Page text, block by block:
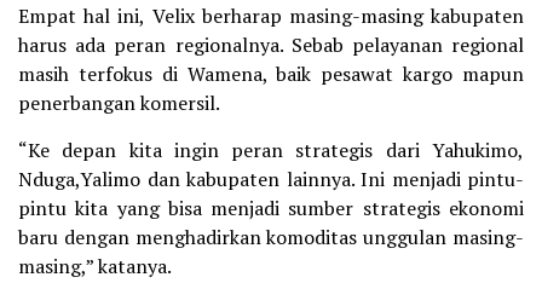
Empat hal ini, Velix berharap masing-masing kabupaten
harus ada peran regionalnya. Sebab pelayanan regional
masih terfokus di Wamena, baik pesawat kargo mapun
penerbangan komersil.
“Ke depan kita ingin peran strategis dari Yahukimo,
Nduga,Yalimo dan kabupaten lainnya. Ini menjadi pintu-
pintu kita yang bisa menjadi sumber strategis ekonomi
baru dengan menghadirkan komoditas unggulan masing-
masing,” katanya.